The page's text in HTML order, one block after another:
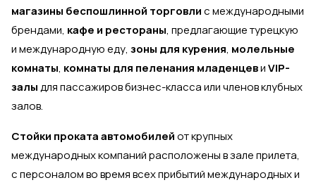
магазины беспошлинной торговлис международными
брендами, кафе и рестораны, предлагающие турецкую
и международную еду, зоны для курения, молельные
комнаты, комнаты для пеленания младенцевиVIP-
залыдля пассажиров бизнес-класса или членов клубных
залов.
Стойки проката автомобилейот крупных
международных компаний расположены в зале прилета,
с персоналом во время всех прибытий международных и